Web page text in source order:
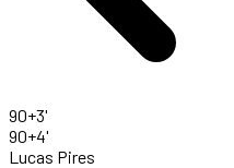
90+3'
90+4'
Lucas Pires